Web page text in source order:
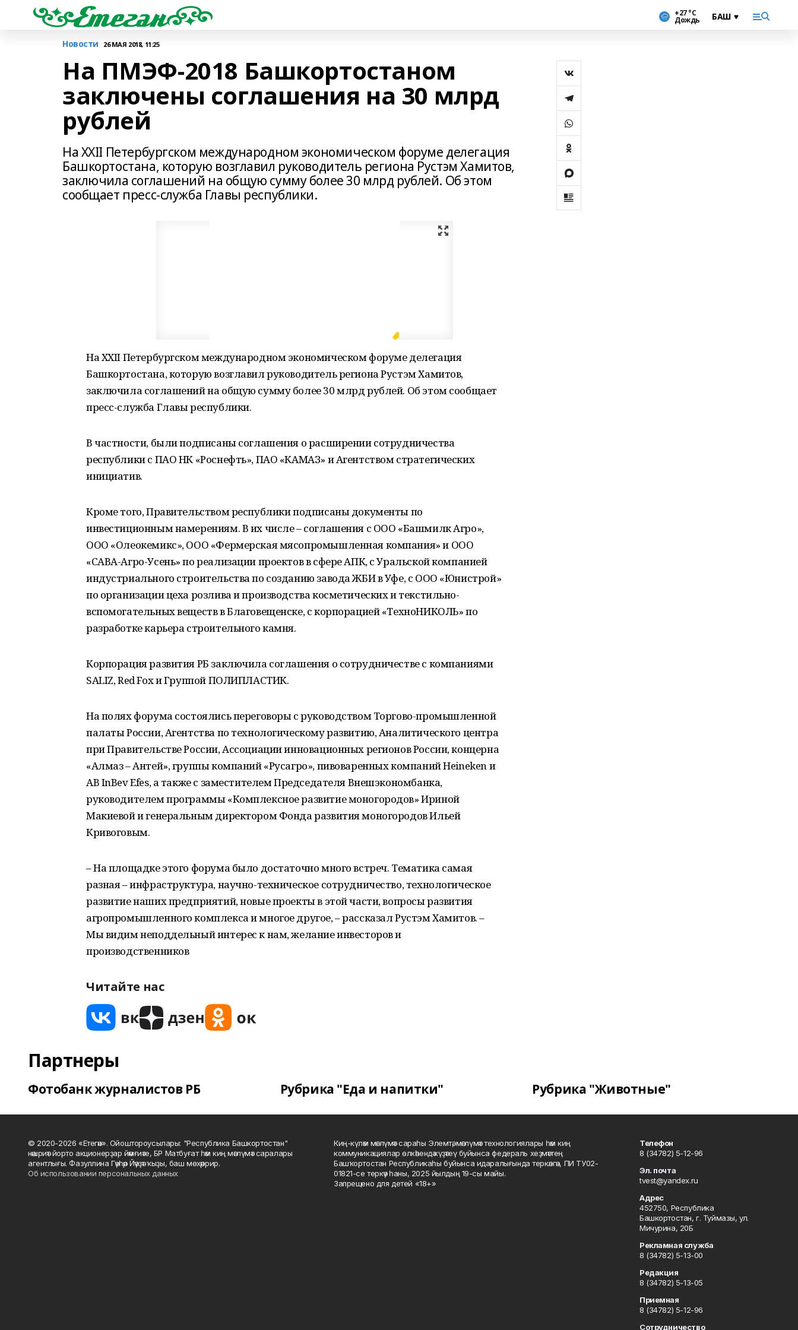
+27 °С
Дождь
Новости 26 МАЯ 2018, 11:25
На ПМЭФ-2018 Башкортостаном
заключены соглашения на 30 млрд
рублей
На XXII Петербургском международном экономическом форуме делегация
Башкортостана, которую возглавил руководитель региона Рустэм Хамитов,
заключила соглашений на общую сумму более 30 млрд рублей. Об этом
сообщает пресс-служба Главы республики.
На XXII Петербургском международном экономическом форуме делегация
Башкортостана, которую возглавил руководитель региона Рустэм Хамитов,
заключила соглашений на общую сумму более 30 млрд рублей. Об этом сообщает
пресс-служба Главы республики.
В частности, были подписаны соглашения о расширении сотрудничества
республики с ПАО НК «Роснефть», ПАО «КАМАЗ» и Агентством стратегических
инициатив.
Кроме того, Правительством республики подписаны документы по
инвестиционным намерениям. В их числе – соглашения с ООО «Башмилк Агро»,
ООО «Олеокемикс», ООО «Фермерская мясопромышленная компания» и ООО
«САВА-Агро-Усень» по реализации проектов в сфере АПК, с Уральской компанией
индустриального строительства по созданию завода ЖБИ в Уфе, с ООО «Юнистрой»
по организации цеха розлива и производства косметических и текстильно-
вспомогательных веществ в Благовещенске, с корпорацией «ТехноНИКОЛЬ» по
разработке карьера строительного камня.
Корпорация развития РБ заключила соглашения о сотрудничестве с компаниями
SALIZ, Red Fox и Группой ПОЛИПЛАСТИК.
На полях форума состоялись переговоры с руководством Торгово-промышленной
палаты России, Агентства по технологическому развитию, Аналитического центра
при Правительстве России, Ассоциации инновационных регионов России, концерна
«Алмаз – Антей», группы компаний «Русагро», пивоваренных компаний Heineken и
AB InBev Efes, а также с заместителем Председателя Внешэкономбанка,
руководителем программы «Комплексное развитие моногородов» Ириной
Макиевой и генеральным директором Фонда развития моногородов Ильей
Кривоговым.
– На площадке этого форума было достаточно много встреч. Тематика самая
разная – инфраструктура, научно-техническое сотрудничество, технологическое
развитие наших предприятий, новые проекты в этой части, вопросы развития
агропромышленного комплекса и многое другое, – рассказал Рустэм Хамитов. –
Мы видим неподдельный интерес к нам, желание инвесторов и
производственников
Читайте нас
Партнеры
Фотобанк журналистов РБ Рубрика "Еда и напитки" Рубрика "Животные"
© 2020-2026 «Етегән». Ойоштороусылары: "Республика Башкортостан"
нәшриәт йорто акционерҙар йәмғиәте, БР Матбуғат һәм киң мәғлүмәт саралары
агентлығы. Фазуллина Гәүһәр Йәүҙәт ҡыҙы, баш мөхәррир.
Об использовании персональных данных
Киң-күләм мәғлүмәт сараһы Элемтә, мәғлүмәт технологиялары һәм киң
коммуникациялар өлкәһендә күҙәтеү буйынса федераль хеҙмәттең
Башҡортостан Республикаһы буйынса идаралығында теркәлгән, ПИ ТУ02-
01821-се теркәү һаны, 2025 йылдың 19-сы майы.
Запрещено для детей «18+»
Телефон
8 (34782) 5-12-96
Эл. почта
tvest@yandex.ru
Адрес
452750, Республика
Башкортостан, г. Туймазы, ул.
Мичурина, 20Б
Рекламная служба
8 (34782) 5-13-00
Редакция
8 (34782) 5-13-05
Приемная
8 (34782) 5-12-96
Сотрудничество